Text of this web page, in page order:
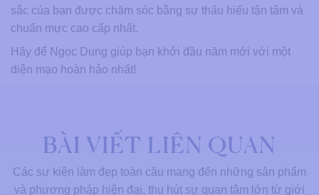
sắc của bạn được chăm sóc bằng sự thấu hiểu tận tâm và
chuẩn mực cao cấp nhất.
Hãy để Ngọc Dung giúp bạn khởi đầu năm mới với một
diện mạo hoàn hảo nhất!
BÀI VIẾT LIÊN QUAN
Các sự kiện làm đẹp toàn cầu mang đến những sản phẩm
và phương pháp hiện đại, thu hút sự quan tâm lớn từ giới